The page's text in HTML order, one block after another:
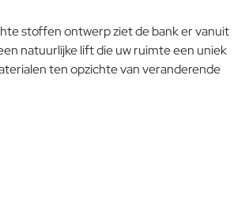
stoffen ontwerp ziet de bank er vanuit
natuurlijke lift die uw ruimte een uniek
ten opzichte van veranderende